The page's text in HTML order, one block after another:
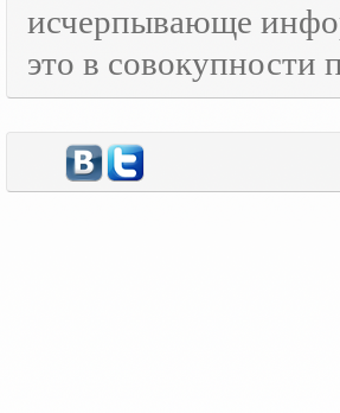
исчерпывающе
это в совокупности